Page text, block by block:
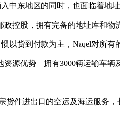
中东地区的同时，也面临着地
政控股，拥有完备的地址库和
惯以货到付款为主，Naqel对所有
资源优势，拥有3000辆运输车
货件进出口的空运及海运服务，